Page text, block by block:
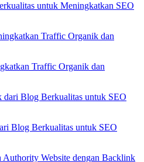
untuk Meningkatkan SEO
Traffic Organik dan
Blog Berkualitas untuk SEO